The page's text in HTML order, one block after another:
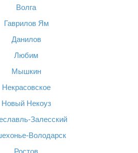
Волга
Гаврилов Ям
Данилов
Любим
Мышкин
Некрасовское
Новый Некоуз
Залесский
Володарск
Ростов